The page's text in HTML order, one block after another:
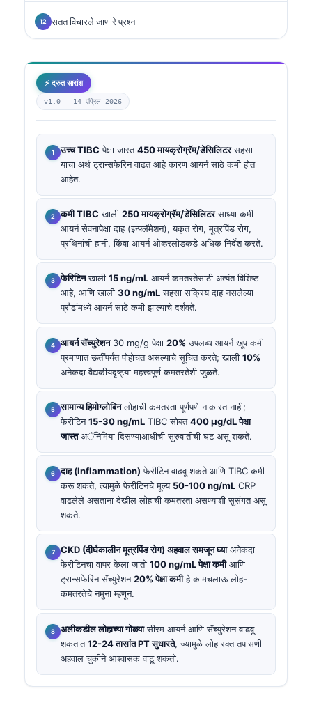
सतत विचारले जाणारे प्रश्न
⚡ द्रुत सारांश
v1.0 — 14 एप्रिल 2026
उच्च TIBC पेक्षा जास्त450 मायक्रोग्रॅम/डेसिलिटरसहसा
याचा अर्थ ट्रान्सफेरिन वाढत आहे कारण आयर्न साठे कमी होत
आहेत.
कमी TIBC खाली 250 मायक्रोग्रॅम/डेसिलिटरसाध्या कमी
आयर्न सेवनापेक्षा दाह (इन्फ्लॅमेशन), यकृत रोग, मूत्रपिंड रोग,
प्रथिनांची हानी, किंवा आयर्न ओव्हरलोडकडे अधिक निर्देश करते.
फेरिटिनखाली 15 ng/mL आयर्न कमतरतेसाठी अत्यंत विशिष्ट
आहे, आणि खाली 30 ng/mLसहसा सक्रिय दाह नसलेल्या
प्रौढांमध्ये आयर्न साठे कमी झाल्याचे दर्शवते.
आयर्न सॅच्युरेशन30 mg/g पेक्षा 20% उपलब्ध आयर्न खूप कमी
प्रमाणात ऊतींपर्यंत पोहोचत असल्याचे सूचित करते; खाली 10%
अनेकदा वैद्यकीयदृष्ट्या महत्त्वपूर्ण कमतरतेशी जुळते.
सामान्य हिमोग्लोबिनलोहाची कमतरता पूर्णपणे नाकारत नाही;
फेरीटिन15-30 ng/mL TIBC सोबत400 µg/dL पेक्षा
जास्तअॅनिमिया दिसण्याआधीची सुरुवातीची घट असू शकते.
दाह (Inflammation) फेरीटिन वाढवू शकते आणि TIBC कमी
करू शकते, त्यामुळे फेरीटिनचे मूल्य 50-100 ng/mL CRP
वाढलेले असताना देखील लोहाची कमतरता असण्याशी सुसंगत असू
शकते.
CKD (दीर्घकालीन मूत्रपिंड रोग) अहवाल समजून घ्याअनेकदा
फेरीटिनचा वापर केला जातो 100 ng/mL पेक्षा कमीआणि
ट्रान्सफेरिन सॅच्युरेशन20% पेक्षा कमीहे कामचलाऊ लोह-
कमतरतेचे नमुना म्हणून.
अलीकडील लोहाच्या गोळ्यासीरम आयर्न आणि सॅच्युरेशन वाढवू
शकतात12-24 तासांत PT सुधारते, ज्यामुळे लोह रक्त तपासणी
अहवाल चुकीने आश्वासक वाटू शकतो.